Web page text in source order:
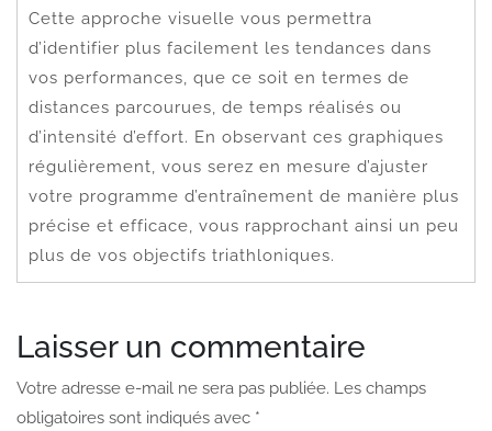
Cette approche visuelle vous permettra
d’identifier plus facilement les tendances dans
vos performances, que ce soit en termes de
distances parcourues, de temps réalisés ou
d’intensité d’effort. En observant ces graphiques
régulièrement, vous serez en mesure d’ajuster
votre programme d’entraînement de manière plus
précise et efficace, vous rapprochant ainsi un peu
plus de vos objectifs triathloniques.
Laisser un commentaire
Votre adresse e-mail ne sera pas publiée. Les champs
obligatoires sont indiqués avec *